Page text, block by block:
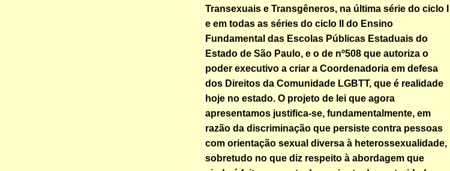
Transexuais e Transgêneros, na última série do ciclo I
e em todas as séries do ciclo II do Ensino
Fundamental das Escolas Públicas Estaduais do
Estado de São Paulo, e o de nº508 que autoriza o
poder executivo a criar a Coordenadoria em defesa
dos Direitos da Comunidade LGBTT, que é realidade
hoje no estado. O projeto de lei que agora
apresentamos justifica-se, fundamentalmente, em
razão da discriminação que persiste contra pessoas
com orientação sexual diversa à heterossexualidade,
sobretudo no que diz respeito à abordagem que